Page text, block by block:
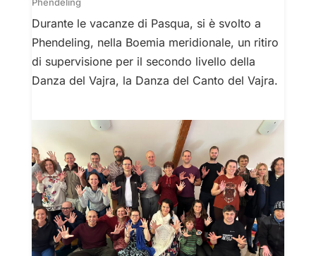
Durante le vacanze di Pasqua, si è svolto a
Phendeling, nella Boemia meridionale, un ritiro
di supervisione per il secondo livello della
Danza del Vajra, la Danza del Canto del Vajra.